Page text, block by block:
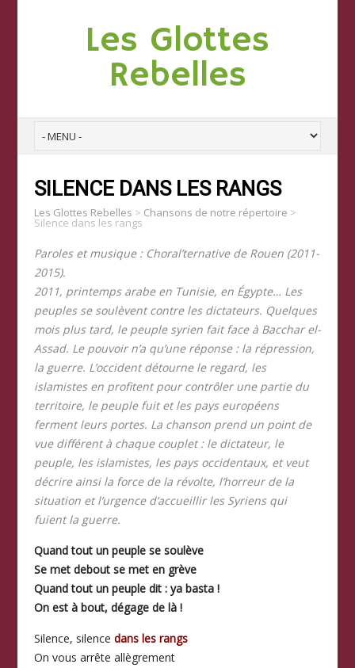
Les Glottes
Rebelles
SILENCE DANS LES RANGS
Les Glottes Rebelles > Chansons de notre répertoire >
Silence dans les rangs
Paroles et musique : Choral’ternative de Rouen (2011-
2015).
2011, printemps arabe en Tunisie, en Égypte… Les
peuples se soulèvent contre les dictateurs. Quelques
mois plus tard, le peuple syrien fait face à Bacchar el-
Assad. Le pouvoir n’a qu’une réponse : la répression,
la guerre. L’occident détourne le regard, les
islamistes en profitent pour contrôler une partie du
territoire, le peuple fuit et les pays européens
ferment leurs portes. La chanson prend un point de
vue différent à chaque couplet : le dictateur, le
peuple, les islamistes, les pays occidentaux, et veut
décrire ainsi la force de la révolte, l’horreur de la
situation et l’urgence d’accueillir les Syriens qui
fuient la guerre.
Quand tout un peuple se soulève
Se met debout se met en grève
Quand tout un peuple dit : ya basta !
On est à bout, dégage de là !
Silence, silence dans les rangs
On vous arrête allègrement